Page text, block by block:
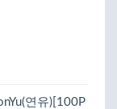
연유)[100P